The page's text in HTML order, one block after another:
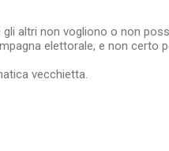
altri non vogliono o non
elettorale, e non certo
vecchietta.